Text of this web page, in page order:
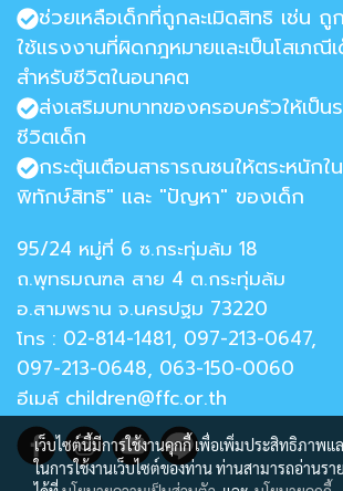
ช่วยเหลือเด็กที่ถูกละเมิดสิทธิ เช่น
ใช้แรงงานที่ผิดกฎหมายและเป็นโสเภณี
สำหรับชีวิตในอนาคต
ส่งเสริมบทบาทของครอบครัวให้เป็น
ชีวิตเด็ก
กระตุ้นเตือนสาธารณชนให้ตระหนักใ
พิทักษ์สิทธิ" และ "ปัญหา" ของเด็ก
95/24 หมู่ที่ 6 ซ.กระทุ่มล้ม 18
ถ.พุทธมณฑล สาย 4 ต.กระทุ่มล้ม
อ.สามพราน จ.นครปฐม 73220
โทร : 02-814-1481, 097-213-0647,
097-213-0648, 063-150-0060
อีเมล์ children@ffc.or.th
เว็บไซต์นี้มีการใช้งานคุกกี้ เพื่อเพิ่มประสิทธิภาพ
ในการใช้งานเว็บไซต์ของท่าน ท่านสามารถอ่านรา